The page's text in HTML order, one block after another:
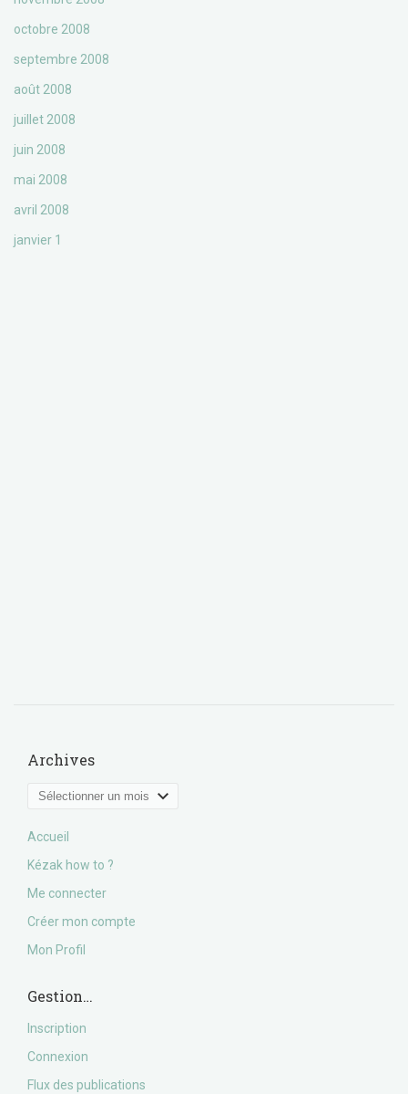
octobre 2008
septembre 2008
août 2008
juillet 2008
juin 2008
mai 2008
avril 2008
janvier 1
Archives
Archives
Accueil
Kézak how to ?
Me connecter
Créer mon compte
Mon Profil
Gestion…
Inscription
Connexion
Flux des publications